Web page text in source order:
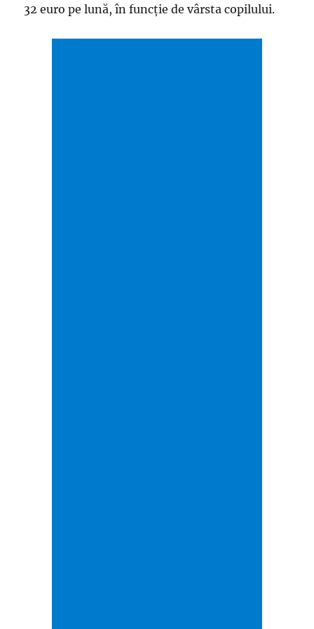
32 euro pe lună, în funcţie de vârsta copilului.